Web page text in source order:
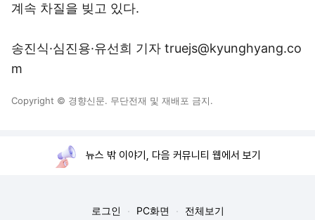
계속 차질을 빚고 있다.
송진식·심진용·유선희 기자 truejs@kyunghyang.co
m
Copyright © 경향신문. 무단전재 및 재배포 금지.
뉴스 밖 이야기, 다음 커뮤니티 웹에서 보기
로그인 PC화면 전체보기